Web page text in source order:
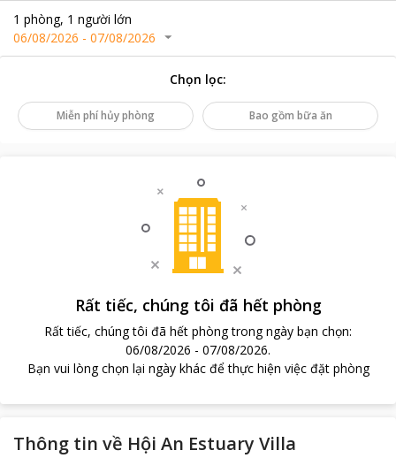
1 phòng, 1 người lớn
06/08/2026 - 07/08/2026
Chọn lọc:
Miễn phí hủy phòng Bao gồm bữa ăn
Rất tiếc, chúng tôi đã hết phòng
Rất tiếc, chúng tôi đã hết phòng trong ngày bạn chọn:
06/08/2026 - 07/08/2026.
Bạn vui lòng chọn lại ngày khác để thực hiện việc đặt phòng
Thông tin về Hội An Estuary Villa